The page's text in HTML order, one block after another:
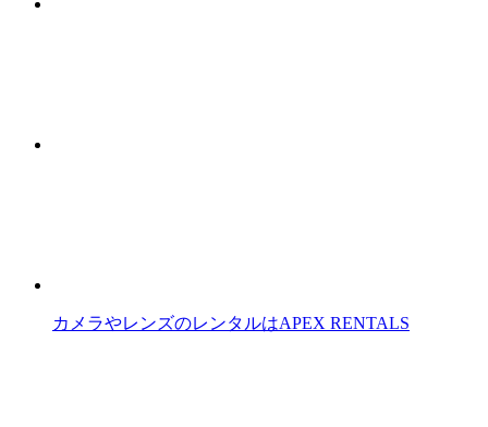
カメラやレンズのレンタルはAPEX RENTALS